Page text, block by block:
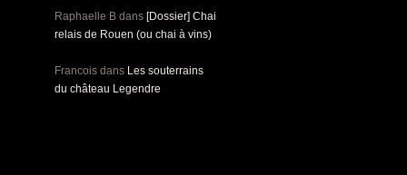
Raphaelle B dans [Dossier] Chai
relais de Rouen (ou chai à vins)
Francois dans Les souterrains
du château Legendre